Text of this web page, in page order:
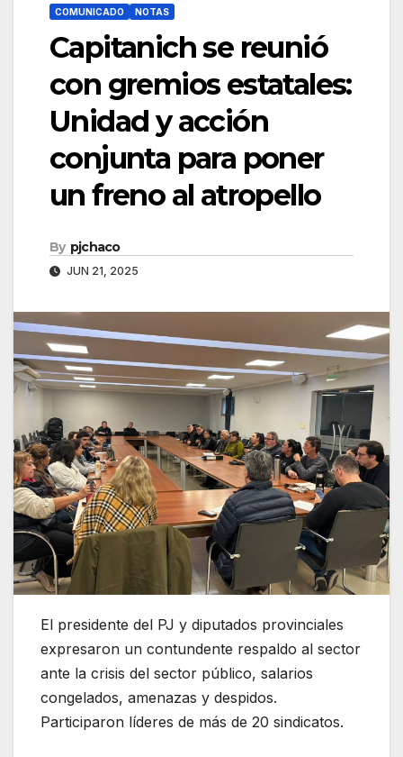
COMUNICADO NOTAS
Capitanich se reunió
con gremios estatales:
Unidad y acción
conjunta para poner
un freno al atropello
By pjchaco
JUN 21, 2025
El presidente del PJ y diputados provinciales
expresaron un contundente respaldo al sector
ante la crisis del sector público, salarios
congelados, amenazas y despidos.
Participaron líderes de más de 20 sindicatos.